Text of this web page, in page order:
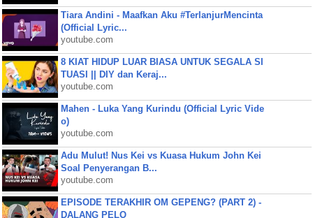
Tiara Andini - Maafkan Aku #TerlanjurMencinta
(Official Lyric...
youtube.com
8 KIAT HIDUP LUAR BIASA UNTUK SEGALA SI
TUASI || DIY dan Keraj...
youtube.com
Mahen - Luka Yang Kurindu (Official Lyric Vide
o)
youtube.com
Adu Mulut! Nus Kei vs Kuasa Hukum John Kei
Soal Penyerangan B...
youtube.com
EPISODE TERAKHIR OM GEPENG? (PART 2) -
DALANG PELO